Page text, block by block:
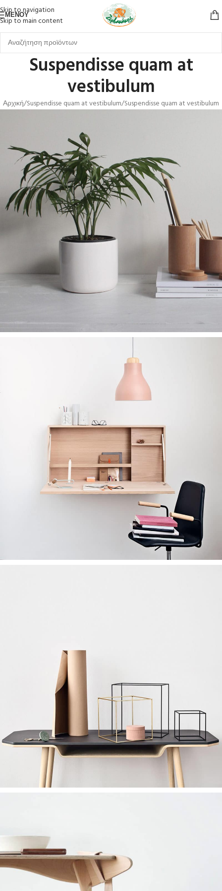
Skip to navigation
Skip to main content
ΜΕΝΟΎ
Suspendisse quam at
vestibulum
Αρχική Suspendisse quam at vestibulum Suspendisse quam at vestibulum